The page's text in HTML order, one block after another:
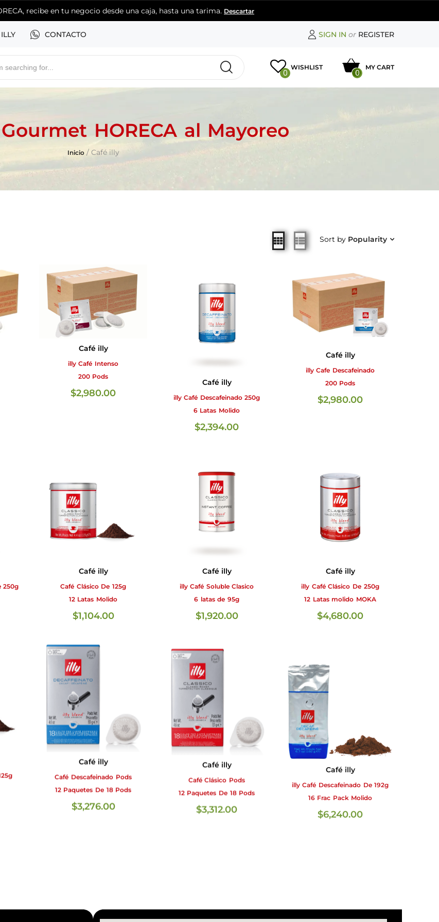
recibe en tu negocio desde una caja, hasta una tarima. Descartar
ILLY CONTACTO SIGN IN or REGISTER
0
WISHLIST
0
MY CART
HORECA al Mayoreo
Inicio Café illy
Sort by Popularity
Café illy
illy Café Intenso
200 Pods
$2,980.00
Café illy
illy Café Descafeinado 250g
6 Latas Molido
$2,394.00
Café illy
illy Cafe Descafeinado
200 Pods
$2,980.00
250g
Café illy
Café Clásico De 125g
12 Latas Molido
$1,104.00
LEER MÁS
Café illy
illy Café Soluble Clasico
6 latas de 95g
$1,920.00
Café illy
illy Café Clásico De 250g
12 Latas molido MOKA
$4,680.00
Café illy
Café Descafeinado Pods
12 Paquetes De 18 Pods
$3,276.00
Café illy
$3,312.00
Café illy
illy Café Descafeinado De 192g
16 Frac Pack Molido